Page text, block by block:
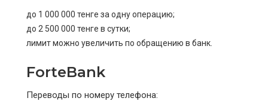
до 1 000 000 тенге за одну операцию;
до 2 500 000 тенге в сутки;
лимит можно увеличить по обращению в банк.
ForteBank
Переводы по номеру телефона: